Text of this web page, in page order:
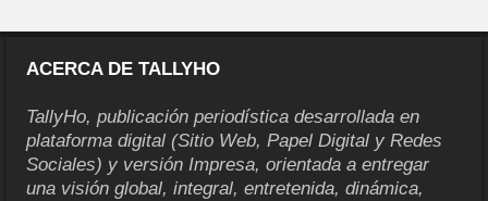
ACERCA DE TALLYHO
TallyHo, publicación periodística desarrollada en
plataforma digital (Sitio Web, Papel Digital y Redes
Sociales) y versión Impresa, orientada a entregar
una visión global, integral, entretenida, dinámica,